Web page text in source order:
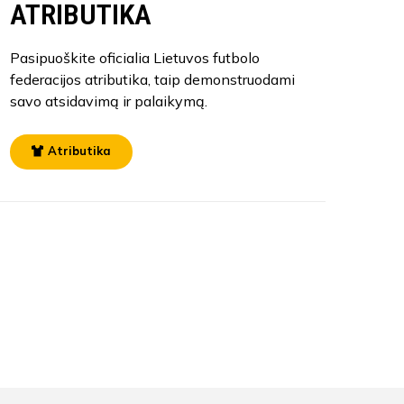
ATRIBUTIKA
Pasipuoškite oficialia Lietuvos futbolo
federacijos atributika, taip demonstruodami
savo atsidavimą ir palaikymą.
Atributika